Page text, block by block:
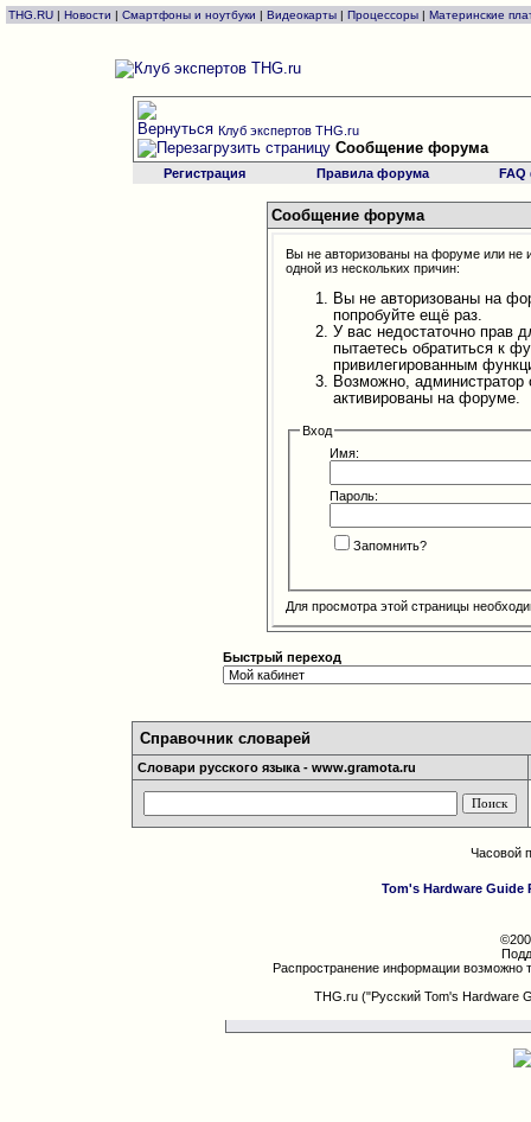
THG.RU | Новости | Смартфоны и ноутбуки | Видеокарты | Процессоры | Материнские
Клуб экспертов THG.ru
Сообщение форума
Регистрация Правила форума
Сообщение форума
Вы не авторизованы на форуме или не
одной из нескольких причин:
Вы не авторизованы на
попробуйте ещё раз.
У вас недостаточно прав
пытаетесь обратиться к
привилегированным
Возможно,
активированы на форуме.
Вход
Имя:
Пароль:
Запомнить?
Для просмотра этой страницы
Быстрый переход
Справочник словарей
Словари русского языка - www.gramota.ru
Часовой
Tom's Hardware Guide
Распространение информации возможно
THG.ru ("Русский Tom's Hardware